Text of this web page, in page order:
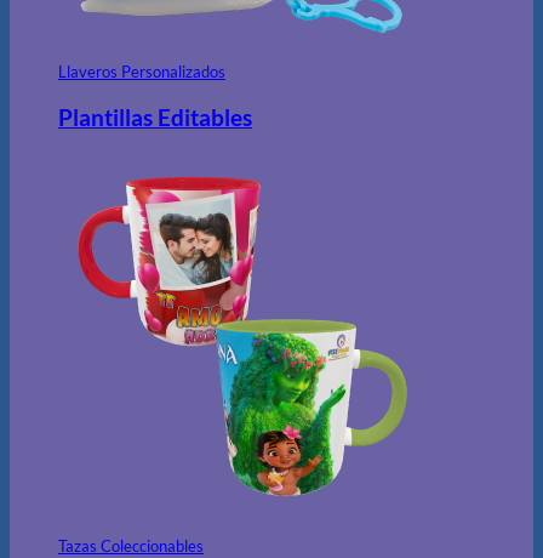
Llaveros Personalizados
Plantillas Editables
Tazas Coleccionables